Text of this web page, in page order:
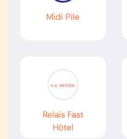
Midi Pile
Relais Fast
Hôtel